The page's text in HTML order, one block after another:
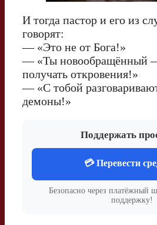
И тогда пастор и его из
говорят:
— «Это не от Бога!»
— «Ты новообращённый
получать откровения!»
— «С тобой
демоны!»
Поддержать
💳 Перевести
Безопасно через платёжный
поддержку!